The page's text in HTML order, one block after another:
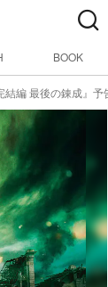
BOOK
結編 最後の錬成』予